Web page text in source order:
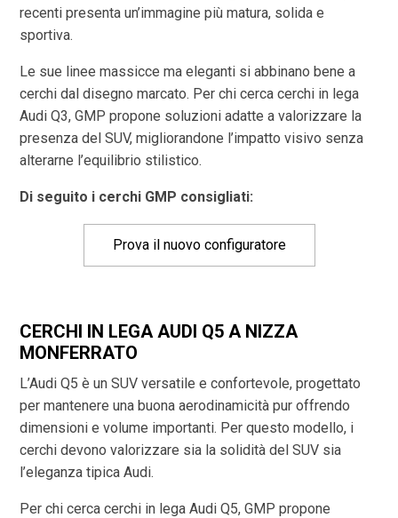
recenti presenta un’immagine più matura, solida e
sportiva.
Le sue linee massicce ma eleganti si abbinano bene a
cerchi dal disegno marcato. Per chi cerca cerchi in lega
Audi Q3, GMP propone soluzioni adatte a valorizzare la
presenza del SUV, migliorandone l’impatto visivo senza
alterarne l’equilibrio stilistico.
Di seguito i cerchi GMP consigliati:
Prova il nuovo configuratore
CERCHI IN LEGA AUDI Q5 A NIZZA
MONFERRATO
L’Audi Q5 è un SUV versatile e confortevole, progettato
per mantenere una buona aerodinamicità pur offrendo
dimensioni e volume importanti. Per questo modello, i
cerchi devono valorizzare sia la solidità del SUV sia
l’eleganza tipica Audi.
Per chi cerca cerchi in lega Audi Q5, GMP propone